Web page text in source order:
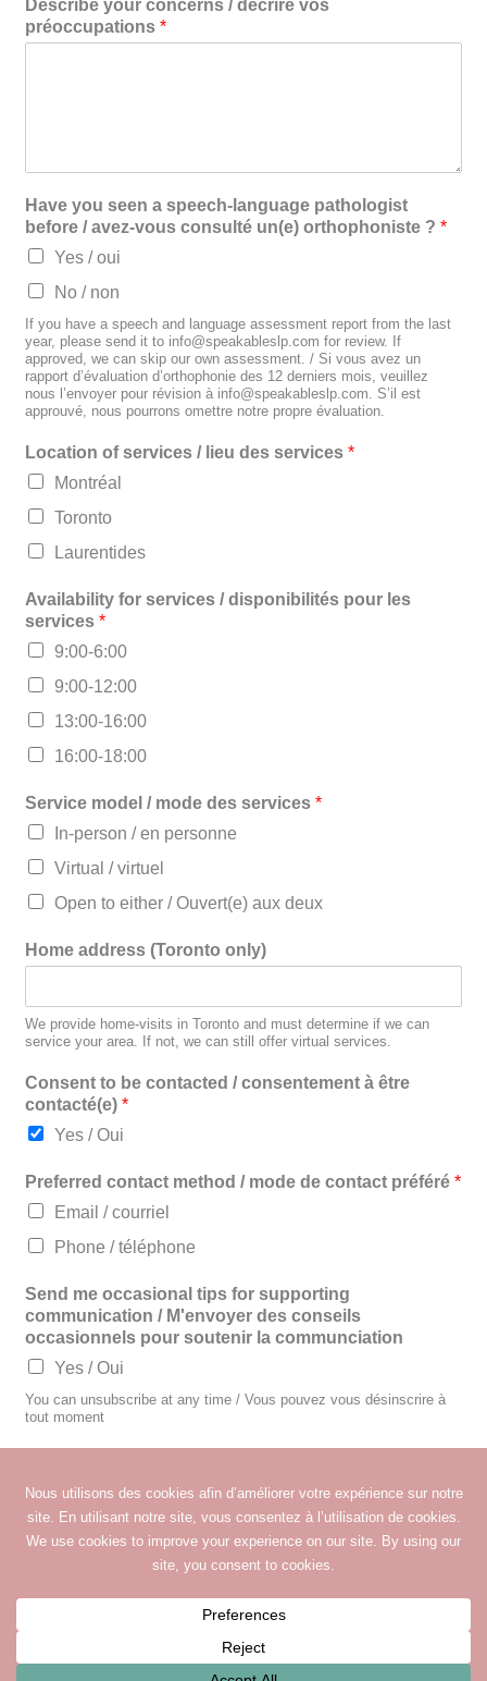
Describe your concerns / décrire vos
préoccupations *
Have you seen a speech-language pathologist
before / avez-vous consulté un(e) orthophoniste ? *
Yes / oui
No / non
If you have a speech and language assessment report from the last
year, please send it to info@speakableslp.com for review. If
approved, we can skip our own assessment. / Si vous avez un
rapport d’évaluation d’orthophonie des 12 derniers mois, veuillez
nous l’envoyer pour révision à info@speakableslp.com. S’il est
approuvé, nous pourrons omettre notre propre évaluation.
Location of services / lieu des services *
Montréal
Toronto
Laurentides
Availability for services / disponibilités pour les
services *
9:00-6:00
9:00-12:00
13:00-16:00
16:00-18:00
Service model / mode des services *
In-person / en personne
Virtual / virtuel
Open to either / Ouvert(e) aux deux
Home address (Toronto only)
We provide home-visits in Toronto and must determine if we can
service your area. If not, we can still offer virtual services.
Consent to be contacted / consentement à être
contacté(e) *
Yes / Oui
Preferred contact method / mode de contact préféré *
Email / courriel
Phone / téléphone
Send me occasional tips for supporting
communication / M'envoyer des conseils
occasionnels pour soutenir la communciation
Yes / Oui
You can unsubscribe at any time / Vous pouvez vous désinscrire à
tout moment
© 2026 Orthophonie Speakable Speech & Language